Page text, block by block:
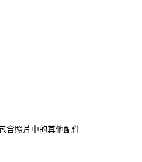
含照片中的其他配件